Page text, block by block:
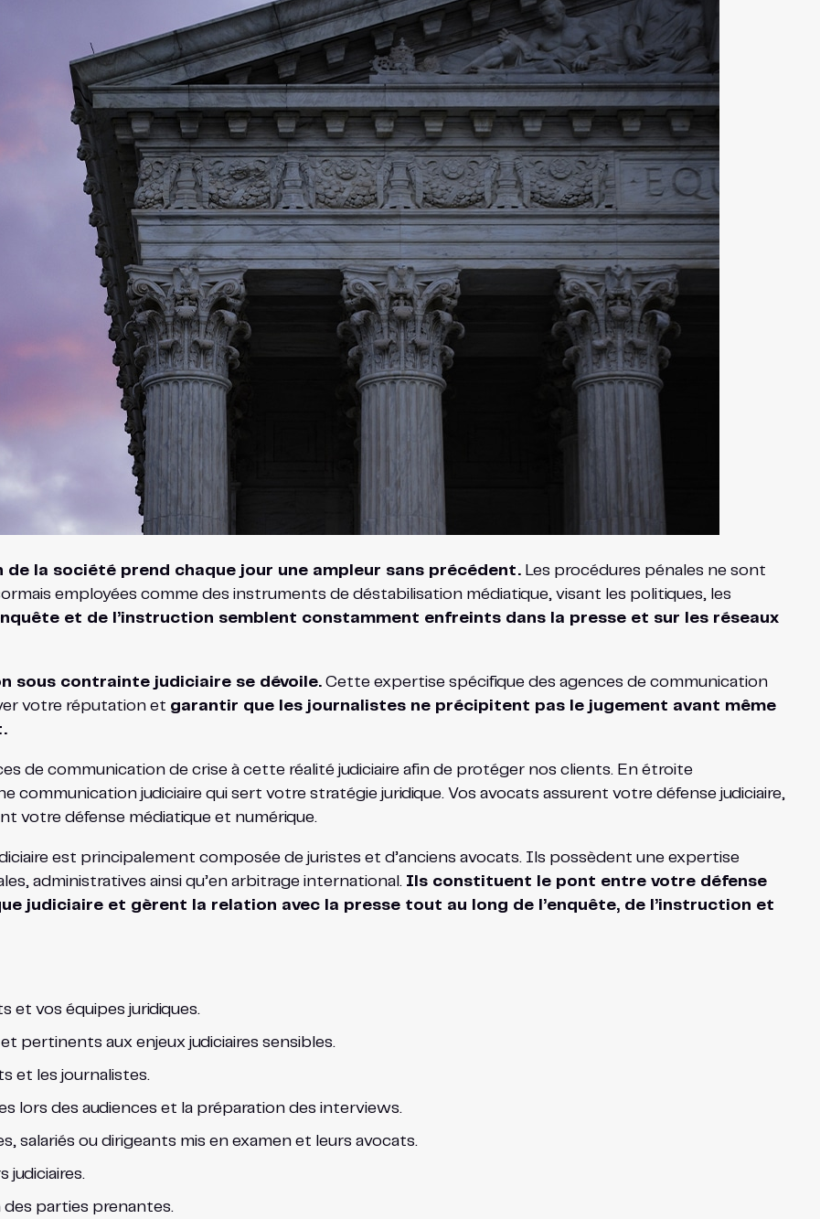
de la société prend chaque jour une ampleur sans précédent.Les procédures pénales ne sont
employées comme des instruments de déstabilisation médiatique, visant les politiques, les
et de l’instruction semblent constamment enfreints dans la presse et sur les réseaux
sous contrainte judiciaire se dévoile.Cette expertise spécifique des agences de communication
votre réputation et garantir que les journalistes ne précipitent pas le jugement avant même
de communication de crise à cette réalité judiciaire afin de protéger nos clients. En étroite
communication judiciaire qui sert votre stratégie juridique. Vos avocats assurent votre défense judiciaire,
votre défense médiatique et numérique.
est principalement composée de juristes et d’anciens avocats. Ils possèdent une expertise
administratives ainsi qu’en arbitrage international. Ils constituent le pont entre votre défense
judiciaire et gèrent la relation avec la presse tout au long de l’enquête, de l’instruction et
et vos équipes juridiques.
pertinents aux enjeux judiciaires sensibles.
et les journalistes.
lors des audiences et la préparation des interviews.
salariés ou dirigeants mis en examen et leurs avocats.
judiciaires.
des parties prenantes.